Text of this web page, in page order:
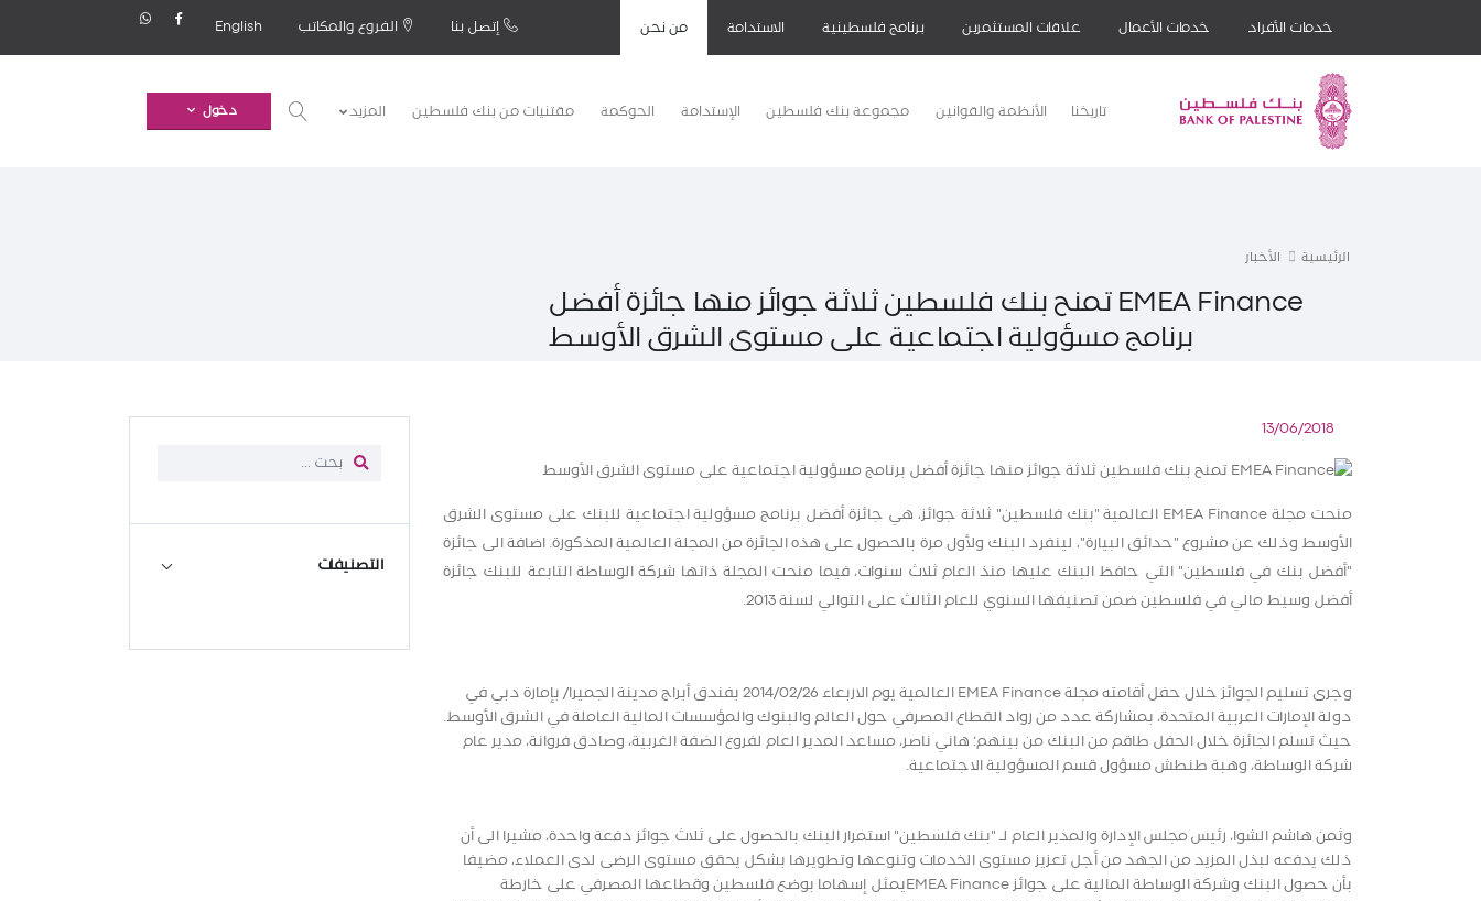
خدمات الأفراد خدمات الأعمال علاقات المستثمرين برنامج فلسطينية الاستدامة من نحن إتصل بنا الفروع والمكاتب English
تاريخنا الأنظمة والقوانين مجموعة بنك فلسطين الإستدامة الحوكمة مقتنيات من بنك فلسطين المزيد دخول
الرئيسية الأخبار
EMEA Finance تمنح بنك فلسطين ثلاثة جوائز منها جائزة أفضل
برنامج مسؤولية اجتماعية على مستوى الشرق الأوسط
التصنيفات
13/06/2018
منحت مجلة EMEA Finance العالمية "بنك فلسطين" ثلاثة جوائز، هي جائزة أفضل برنامج مسؤولية اجتماعية للبنك على مستوى الشرق
الأوسط وذلك عن مشروع "حدائق البيارة"، لينفرد البنك ولأول مرة بالحصول على هذه الجائزة من المجلة العالمية المذكورة. اضافة الى جائزة
"أفضل بنك في فلسطين" التي حافظ البنك عليها منذ العام ثلاث سنوات، فيما منحت المجلة ذاتها شركة الوساطة التابعة للبنك جائزة
أفضل وسيط مالي في فلسطين ضمن تصنيفها السنوي للعام الثالث على التوالي لسنة 2013.
وجرى تسليم الجوائز خلال حفل أقامته مجلة EMEA Finance العالمية يوم الاربعاء 2014/02/26 بفندق أبراج مدينة الجميرا/ بإمارة دبي في
دولة الإمارات العربية المتحدة، بمشاركة عدد من رواد القطاع المصرفي حول العالم والبنوك والمؤسسات المالية العاملة في الشرق الأوسط.
حيث تسلم الجائزة خلال الحفل طاقم من البنك من بينهم؛ هاني ناصر، مساعد المدير العام لفروع الضفة الغربية، وصادق فروانة، مدير عام
شركة الوساطة، وهبة طنطش مسؤول قسم المسؤولية الاجتماعية.
وثمن هاشم الشوا، رئيس مجلس الإدارة والمدير العام لـ "بنك فلسطين" استمرار البنك بالحصول على ثلاث جوائز دفعة واحدة، مشيرا الى أن
ذلك يدفعه لبذل المزيد من الجهد من أجل تعزيز مستوى الخدمات وتنوعها وتطويرها بشكل يحقق مستوى الرضى لدى العملاء، مضيفا
بأن حصول البنك وشركة الوساطة المالية على جوائز EMEA Financeيمثل إسهاما بوضع فلسطين وقطاعها المصرفي على خارطة